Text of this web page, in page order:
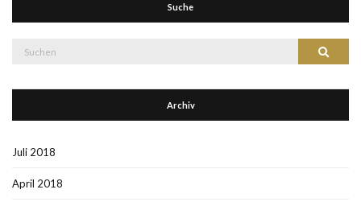
Suche
Suchen
Archiv
Juli 2018
April 2018